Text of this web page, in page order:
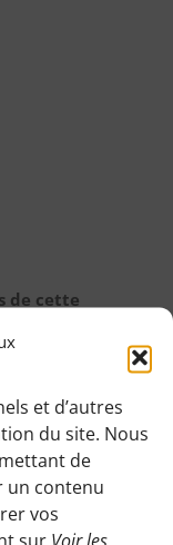
et d’autres
du site. Nous
de
un contenu
vos
sur Voir les
de cette
vous pourrez
vous,